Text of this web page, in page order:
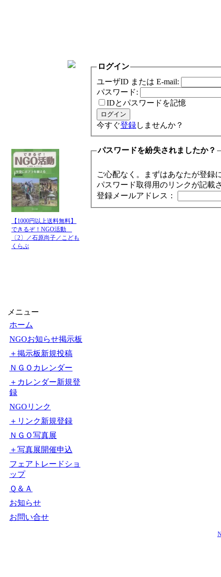
【1000円以上送料無料】
できるぞ！NGO活動
〔2〕／石原尚子／こども
くらぶ
メニュー
ホーム
NGOお知らせ掲示板
＋掲示板新規投稿
ＮＧＯカレンダー
＋カレンダー新規登
録
NGOリンク
＋リンク新規登録
ＮＧＯ写真展
＋写真展開催申込
フェアトレードショ
ップ
Ｑ＆Ａ
お知らせ
お問い合せ
ログイン
ユーザID または E-mail:
パスワード:
IDとパスワードを記憶
今すぐ登録しませんか？
パスワードを紛失されましたか？
ご心配なく。まずはあなたが登録
パスワード取得用のリンクが記載
登録メールアドレス：